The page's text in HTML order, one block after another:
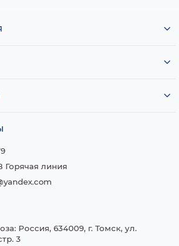
Горячая линия
Россия, 634009, г. Томск, ул.
3